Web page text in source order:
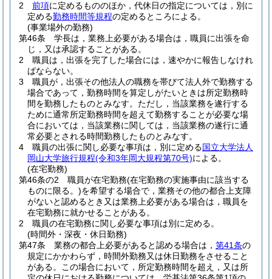
2
前項に定めるもののほか，代休日の指定については，別に
定める勤務時間等規程の定めるところによる。
(事業場外の勤務)
第46条
学長は，業務上必要がある場合は，職員に出張を命
じ，又は承認することがある。
2
職員は，出張を完了した場合には，速やかに報告しなけれ
ばならない。
3
職員が，出張その他法人の職務を帯びて法人外で勤務する
場合であって，勤務時間を算定しがたいときは所定勤務時
間を勤務したものとみなす。 ただし，当該業務を遂行する
ために通常所定勤務時間を超えて勤務することが必要な場
合においては，当該業務に関しては，当該業務の遂行に通
常必要とされる時間勤務したものとみなす。
4
職員の出張に関し必要な事項は，別に定める国立大学法人
岡山大学旅行規程(令和3年岡大規程第70号)による。
(在宅勤務)
第46条の2
職員が在宅勤務(在宅勤務の実施事由に該当する
ものに限る。)を希望する場合で，業務その他の都合上支障
がないと認めるとき又は業務上必要がある場合は，職員を
在宅勤務に就かせることがある。
2
職員の在宅勤務に関し必要な事項は別に定める。
(時間外・深夜・休日勤務)
第47条
業務の都合上必要があると認める場合は， 第41条の
規定にかかわらず，時間外勤務又は休日勤務をさせること
がある。
この場合において，所定勤務時間を超え，又は所